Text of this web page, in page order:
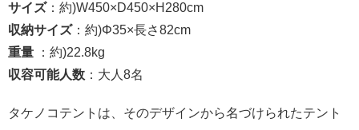
サイズ ：約)W450×D450×H280cm
収納サイズ ：約)Φ35×長さ82cm
重量 ：約)22.8kg
収容可能人数 ：大人8名
タケノコテントは、そのデザインから名づけられたテント